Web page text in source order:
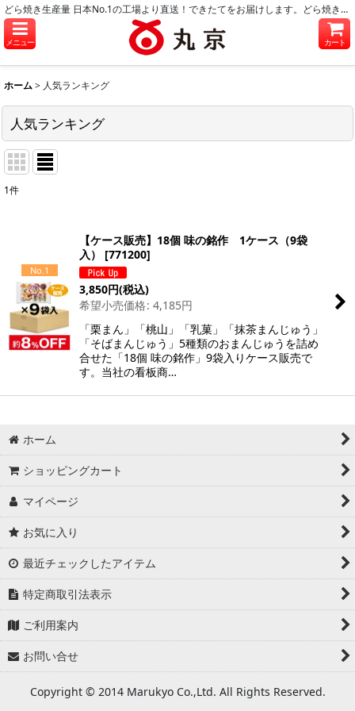
どら焼き生産量 日本No.1の工場より直送！できたてをお届けします。どら焼き・和菓子のお取り寄せに。
メニュー カート
ホーム > 人気ランキング
人気ランキング
1件
No.1
【ケース販売】18個 味の銘作 1ケース（9袋
入）
[771200]
3,850円(税込)
希望小売価格: 4,185円
「栗まん」「桃山」「乳菓」「抹茶まんじゅう」
「そばまんじゅう」5種類のおまんじゅうを詰め
合せた「18個 味の銘作」9袋入りケース販売で
す。当社の看板商…
ホーム
ショッピングカート
マイページ
お気に入り
最近チェックしたアイテム
特定商取引法表示
ご利用案内
お問い合せ
Copyright © 2014 Marukyo Co.,Ltd. All Rights Reserved.